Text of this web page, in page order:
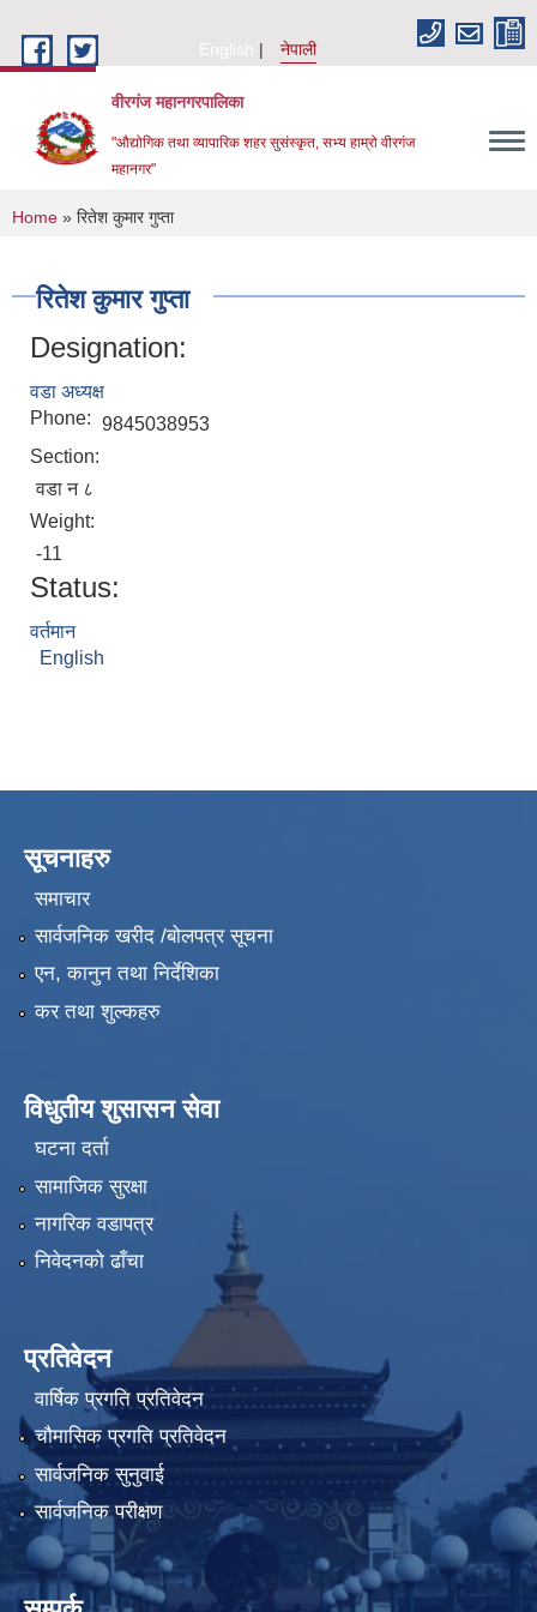
English
नेपाली
वीरगंज महानगरपालिका
"औद्योगिक तथा व्यापारिक शहर सुसंस्कृत, सभ्य हाम्रो वीरगंज
महानगर"
You are here
Home » रितेश कुमार गुप्ता
रितेश कुमार गुप्ता
Designation:
वडा अध्यक्ष
Phone: 9845038953
Section:
वडा न ८
Weight:
-11
Status:
वर्तमान
English
सूचनाहरु
समाचार
सार्वजनिक खरीद /बोलपत्र सूचना
एन, कानुन तथा निर्देशिका
कर तथा शुल्कहरु
विधुतीय शुसासन सेवा
घटना दर्ता
सामाजिक सुरक्षा
नागरिक वडापत्र
निवेदनको ढाँचा
प्रतिवेदन
वार्षिक प्रगति प्रतिवेदन
चौमासिक प्रगति प्रतिवेदन
सार्वजनिक सुनुवाई
सार्वजनिक परीक्षण